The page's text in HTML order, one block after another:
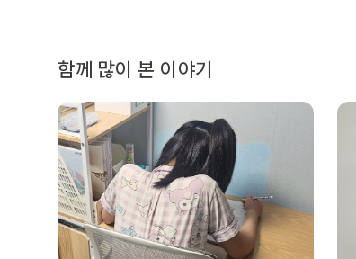
함께 많이 본 이야기